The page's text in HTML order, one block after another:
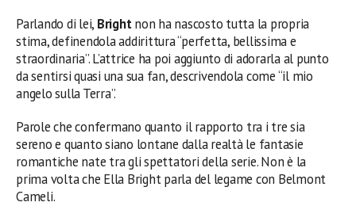
Parlando di lei, Brightnon ha nascosto tutta la propria
stima, definendola addirittura “perfetta, bellissima e
straordinaria”. L’attrice ha poi aggiunto di adorarla al punto
da sentirsi quasi una sua fan, descrivendola come “il mio
angelo sulla Terra”.
Parole che confermano quanto il rapporto tra i tre sia
sereno e quanto siano lontane dalla realtà le fantasie
romantiche nate tra gli spettatori della serie. Non è la
prima volta che Ella Bright parla del legame con Belmont
Cameli.